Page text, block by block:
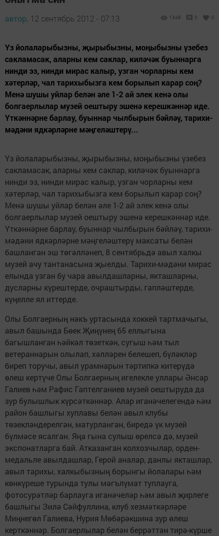
автор, 12 сентябрь 2012 - 07:13 1348 0 0
Үз йолаларыбызны, җырыбызны, моңыбызны үзебез
сакламасак, аларны кем саклар, киләчәк буыннарга
нинди эз, нинди мирас калыр, узган чорларны кем
хәтерләр, чал тарихыбызга кем борылып карар соң?
Менә шушы уйлар белән әле 1-2 ай элек кенә олы
болгаерлылар музей оештыру эшенә керешкәннәр иде.
Үткәннәрне барлау, буыннар чылбырын бәйләү, тарихи-
мәдәни ядкәрләрне мәңгеләштерү...
Үз йолаларыбызны, җырыбызны, моңыбызны үзебез
сакламасак, аларны кем саклар, киләчәк буыннарга
нинди эз, нинди мирас калыр, узган чорларны кем
хәтерләр, чал тарихыбызга кем борылып карар соң?
Менә шушы уйлар белән әле 1-2 ай элек кенә олы
болгаерлылар музей оештыру эшенә керешкәннәр иде.
Үткәннәрне барлау, буыннар чылбырын бәйләү, тарихи-
мәдәни ядкәрләрне мәңгеләштерү максаты белән
башланган эш төгәлләнеп, 8 сентябрьдә авыл халкы
музей ачу тантанасына җыелды. Тарихи-мәдәни мирас
елында узган бу чара авылдашларны, якташларны,
дусларны күрештерде, очраштырды, гапләштерде,
күңелле ял иттерде.
Олы Болгаерның нәкъ уртасында хоккей тартмачыгы,
авыл башында Бөек Җиңүнең 65 еллыгына
багышланган һәйкәл төзеткән, сугыш һәм тыл
ветераннарын олылап, хәлләрен белешеп, бүләкләр
биреп торучы, авыл урамнарын тәртипкә китерүдә
өлеш кертүче Олы Болгаерның игелекле уллары Әнсар
Галиев һәм Рафис Гаптелганиев музей оештыруда да
зур булышлык күрсәткәннәр. Алар иганәчелегендә һәм
район башлыгы хуплавы белән авыл клубы
төзекләндерелгән, матурланган, биредә үк музей
бүлмәсе ясалган. Яңа гына сулыш өрелсә дә, музей
экспонатларга бай. Атказанган колхозчылар, орден-
медальле авылдашлар, Герой аналар, данлы якташлар,
авыл тарихы, халкыбызның борынгы йолалары һәм
көнкүреше турында тулы мәгълүмат туплауга,
фотосурәтләр барлауга иганәчеләр һәм авыл җирлеге
башлыгы Зилә Сәйфуллина, клуб хезмәткәрләре
Миңнегөл Галиева, Нурия Мөбәрәкшина зур өлеш
керткәннәр. Болгаерлылар белән беррәттән тирә-күрше